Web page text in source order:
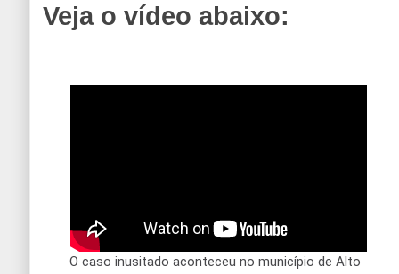
Veja o vídeo abaixo:
O caso inusitado aconteceu no município de Alto